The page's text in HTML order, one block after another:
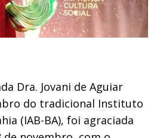
Dra. Jovani de Aguiar
do tradicional Instituto
(IAB-BA), foi agraciada